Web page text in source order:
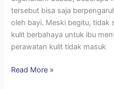
tersebut bisa saja
oleh bayi. Meski begitu, tidak
kulit berbahaya untuk ibu
perawatan kulit tidak masuk
Read More »